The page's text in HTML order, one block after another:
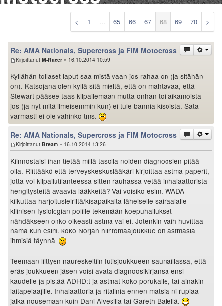
Haku
Ohjeet
Osat
TIETOPANKKI
TAPAHTUMAT
MP15 kuvia
MP14 kuvia
MP13 kuvia
ACS 2015 kuvia
Lisää uusi tapahtuma
UUTISET
SÄÄ
Valitse paikkakunta
Helsingin sää
Tampereen sää
Turun sää
Oulun sää
Rovaniemen sää
MUUT
VIP-jäsenyys
Paidat ja vaatteet
< 1 ... 65 66 67 68 69 70 >
Re: AMA Nationals, Supercross ja FIM Motocross
Kirjoittanut M-Racer » 16.10.2014 10:59
Kyllähän tollaset laput saa mistä vaan jos rahaa on (ja sitähän
on). Katsojana olen kyllä sitä mieltä, että on mahtavaa, että
Stewart pääsee taas kilpailemaan mutta onhan toi aikamoista
jos (ja nyt mitä ilmeisemmin kun) ei tule bannia kisoista. Sata
varmasti ei ole vahinko tms.
Re: AMA Nationals, Supercross ja FIM Motocross
Kirjoittanut Bream » 16.10.2014 13:26
Kiinnostaisi ihan tietää millä tasolla noiden diagnoosien pitää
olla. Riittääkö että terveyskeskuslääkäri kirjoittaa astma-paperit,
jotta voi kilpailutilanteessa sitten rauhassa vetää inhalaattorista
hengitysteitä avaavia lääkkeitä? Vai voisiko esim. WADA
kiikuttaa harjoitusleiriltä/kisapaikalta läheiselle sairaalalle
kliinisen fysiologian polille tekemään koepuhallukset
nähdäkseen onko oikeasti astma vai ei. Jotenkin vaih huvittaa
nämä kun esim. koko Norjan hiihtomaajoukkue on astmasia
ihmisiä täynnä.
Teemaan liittyen naureskeltiin futisjoukkueen saunaillassa, että
eräs joukkueen jäsen voisi avata diagnoosikirjansa ensi
kaudelle ja pistää ADHD:t ja astmat koko porukalle, tai ainakin
laitapelaajille. Inhalaattoria ja ritalinia ennen matsia ni rupiaa
jalka nousemaan kuin Dani Alvesilla tai Gareth Balellä.